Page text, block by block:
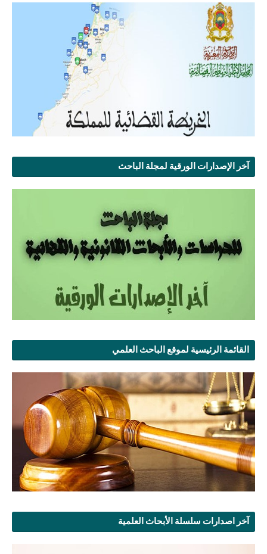
آخر الإصدارات الورقية لمجلة الباحث
القائمة الرئيسية لموقع الباحث العلمي
آخر اصدارات سلسلة الأبحاث العلمية